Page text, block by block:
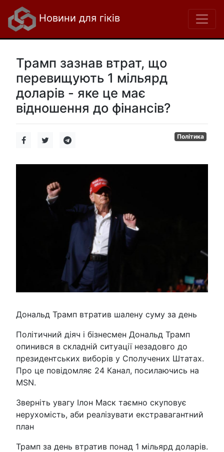
Новини для гіків
Трамп зазнав втрат, що
перевищують 1 мільярд
доларів - яке це має
відношення до фінансів?
Політика
Дональд Трамп втратив шалену суму за день
Політичний діяч і бізнесмен Дональд Трамп
опинився в складній ситуації незадовго до
президентських виборів у Сполучених Штатах.
Про це повідомляє 24 Канал, посилаючись на
MSN.
Зверніть увагу Ілон Маск таємно скуповує
нерухомість, аби реалізувати екстравагантний
план
Трамп за день втратив понад 1 мільярд доларів.